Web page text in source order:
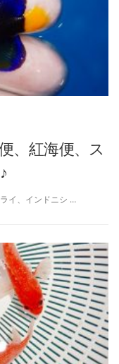
、紅海便、ス
イ、インドニシ …